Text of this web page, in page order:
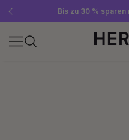
Gratis SLEEP WELL ab 69 €
Jetzt Newsletter
Bis zu 30 %